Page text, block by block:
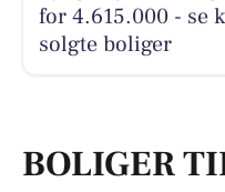
for 4.615.000 - se
solgte boliger
BOLIGER